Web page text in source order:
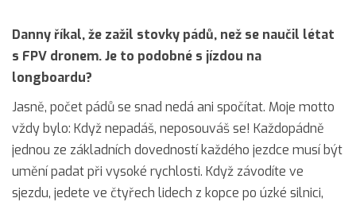
Danny říkal, že zažil stovky pádů, než se naučil létat
s FPV dronem. Je to podobné s jízdou na
longboardu?
Jasně, počet pádů se snad nedá ani spočítat. Moje motto
vždy bylo: Když nepadáš, neposouváš se! Každopádně
jednou ze základních dovedností každého jezdce musí být
umění padat při vysoké rychlosti. Když závodíte ve
sjezdu, jedete ve čtyřech lidech z kopce po úzké silnici,